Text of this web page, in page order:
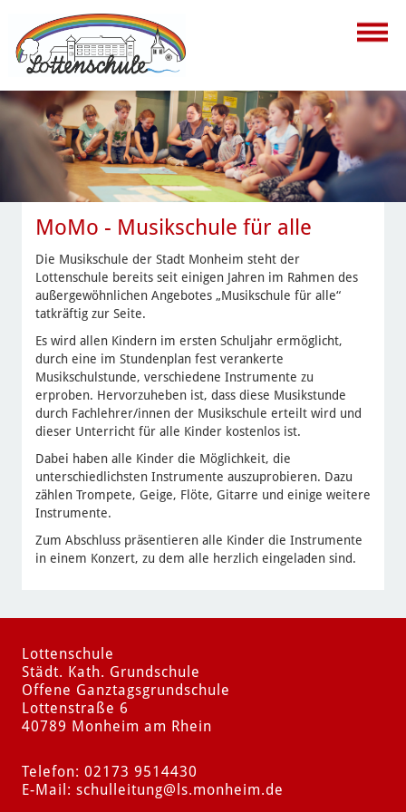
MoMo - Musikschule für alle
Die Musikschule der Stadt Monheim steht der
Lottenschule bereits seit einigen Jahren im Rahmen des
außergewöhnlichen Angebotes „Musikschule für alle“
tatkräftig zur Seite.
Es wird allen Kindern im ersten Schuljahr ermöglicht,
durch eine im Stundenplan fest verankerte
Musikschulstunde, verschiedene Instrumente zu
erproben. Hervorzuheben ist, dass diese Musikstunde
durch Fachlehrer/innen der Musikschule erteilt wird und
dieser Unterricht für alle Kinder kostenlos ist.
Dabei haben alle Kinder die Möglichkeit, die
unterschiedlichsten Instrumente auszuprobieren. Dazu
zählen Trompete, Geige, Flöte, Gitarre und einige weitere
Instrumente.
Zum Abschluss präsentieren alle Kinder die Instrumente
in einem Konzert, zu dem alle herzlich eingeladen sind.
Lottenschule
Städt. Kath. Grundschule
Offene Ganztagsgrundschule
Lottenstraße 6
40789 Monheim am Rhein
Telefon: 02173 9514430
E-Mail: schulleitung@ls.monheim.de